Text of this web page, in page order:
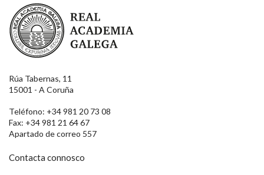
Real Academia Galega
Rúa Tabernas, 11
15001 - A Coruña
Teléfono: +34 981 20 73 08
Fax: +34 981 21 64 67
Apartado de correo 557
Contacta connosco